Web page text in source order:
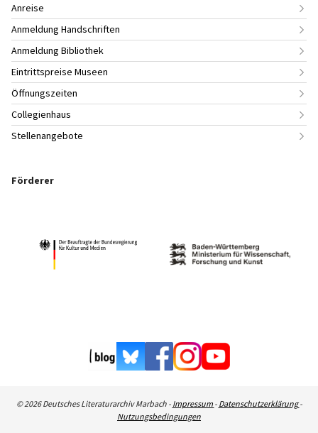
Anreise
Anmeldung Handschriften
Anmeldung Bibliothek
Eintrittspreise Museen
Öffnungszeiten
Collegienhaus
Stellenangebote
Förderer
© 2026 Deutsches Literaturarchiv Marbach - Impressum - Datenschutzerklärung-
Nutzungsbedingungen